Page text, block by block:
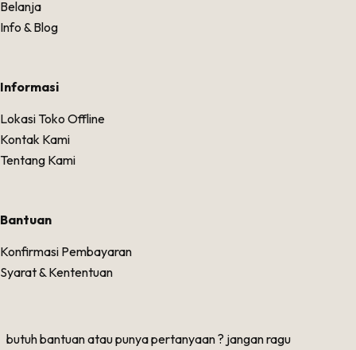
Belanja
Info & Blog
Informasi
Lokasi Toko Offline
Kontak Kami
Tentang Kami
Bantuan
Konfirmasi Pembayaran
Syarat & Kententuan
butuh bantuan atau punya pertanyaan ? jangan ragu